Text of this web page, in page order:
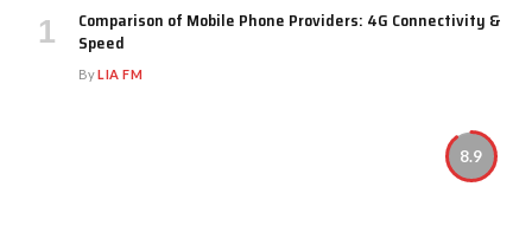
Comparison of Mobile Phone Providers: 4G Connectivity &
Speed
ByLIA FM
8.9